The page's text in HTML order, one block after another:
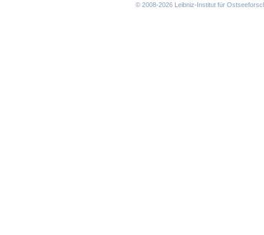
© 2008-2026 Leibniz-Institut für